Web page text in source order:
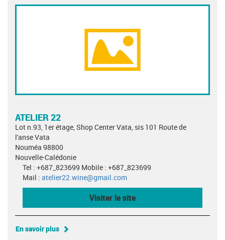
ATELIER 22
Lot n.93, 1er étage, Shop Center Vata, sis 101 Route de
l'anse Vata
Nouméa 98800
Nouvelle-Calédonie
Tel : +687_823699 Mobile : +687_823699
Mail : atelier22.wine@gmail.com
Visiter le site
En savoir plus